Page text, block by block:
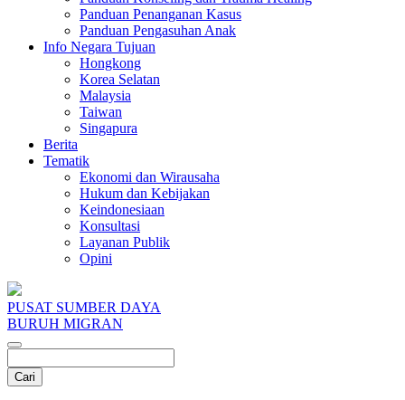
Panduan Penanganan Kasus
Panduan Pengasuhan Anak
Info Negara Tujuan
Hongkong
Korea Selatan
Malaysia
Taiwan
Singapura
Berita
Tematik
Ekonomi dan Wirausaha
Hukum dan Kebijakan
Keindonesiaan
Konsultasi
Layanan Publik
Opini
PUSAT SUMBER DAYA
BURUH MIGRAN